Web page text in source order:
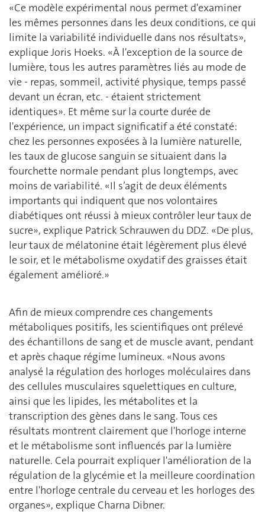
«Ce modèle expérimental nous permet d'examiner
les mêmes personnes dans les deux conditions, ce qui
limite la variabilité individuelle dans nos résultats»,
explique Joris Hoeks. «À l'exception de la source de
lumière, tous les autres paramètres liés au mode de
vie - repas, sommeil, activité physique, temps passé
devant un écran, etc. - étaient strictement
identiques». Et même sur la courte durée de
l'expérience, un impact significatif a été constaté:
chez les personnes exposées à la lumière naturelle,
les taux de glucose sanguin se situaient dans la
fourchette normale pendant plus longtemps, avec
moins de variabilité. «Il s’agit de deux éléments
importants qui indiquent que nos volontaires
diabétiques ont réussi à mieux contrôler leur taux de
sucre», explique Patrick Schrauwen du DDZ. «De plus,
leur taux de mélatonine était légèrement plus élevé
le soir, et le métabolisme oxydatif des graisses était
également amélioré.»
Afin de mieux comprendre ces changements
métaboliques positifs, les scientifiques ont prélevé
des échantillons de sang et de muscle avant, pendant
et après chaque régime lumineux. «Nous avons
analysé la régulation des horloges moléculaires dans
des cellules musculaires squelettiques en culture,
ainsi que les lipides, les métabolites et la
transcription des gènes dans le sang. Tous ces
résultats montrent clairement que l'horloge interne
et le métabolisme sont influencés par la lumière
naturelle. Cela pourrait expliquer l'amélioration de la
régulation de la glycémie et la meilleure coordination
entre l'horloge centrale du cerveau et les horloges des
organes», explique Charna Dibner.